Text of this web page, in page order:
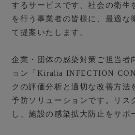
するサービスです。社会の衛生
を行う事業者の皆様に、最適な
て提案いたします。
企業・団体の感染対策ご担当者
ョン「Kiralia INFECTION
クの評価分析と適切な改善方法
予防ソリューションです。リス
し、施設の感染拡大防止をサポ